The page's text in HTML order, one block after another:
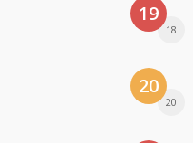
19
18
20
20